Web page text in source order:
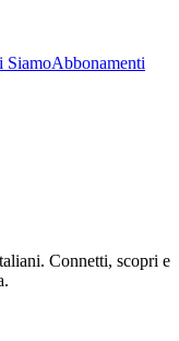
SiamoAbbonamenti
Connetti, scopri e